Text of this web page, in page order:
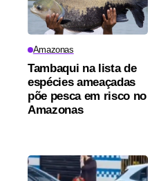
Amazonas
Tambaqui na lista de
espécies ameaçadas
põe pesca em risco no
Amazonas